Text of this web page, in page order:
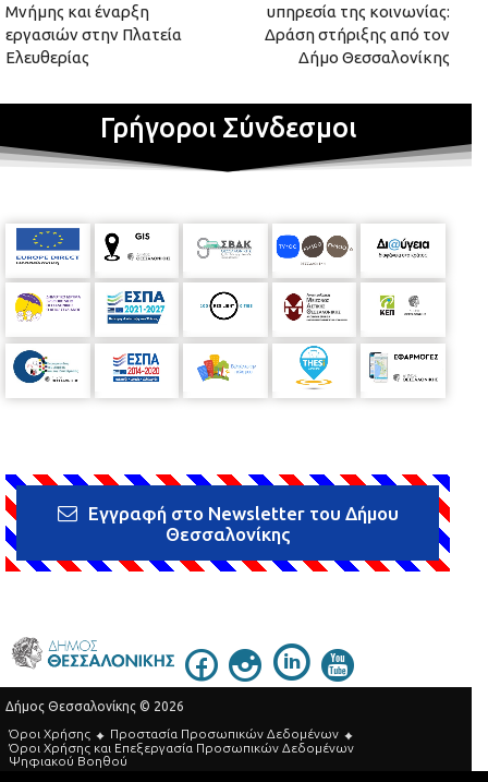
Μνήμης και έναρξη
εργασιών στην Πλατεία
Ελευθερίας
υπηρεσία της κοινωνίας:
Δράση στήριξης από τον
Δήμο Θεσσαλονίκης
Γρήγοροι Σύνδεσμοι
Εγγραφή στο Newsletter του Δήμου
Θεσσαλονίκης
Δήμος Θεσσαλονίκης © 2026
Όροι Χρήσης
Προστασία Προσωπικών Δεδομένων
Όροι Xρήσης και Eπεξεργασία Προσωπικών Δεδομένων
Ψηφιακού Βοηθού